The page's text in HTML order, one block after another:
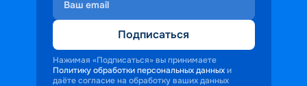
Подписаться
Нажимая «Подписаться» вы принимаете
Политику обработки персональных данных и
даёте согласие на обработку ваших данных